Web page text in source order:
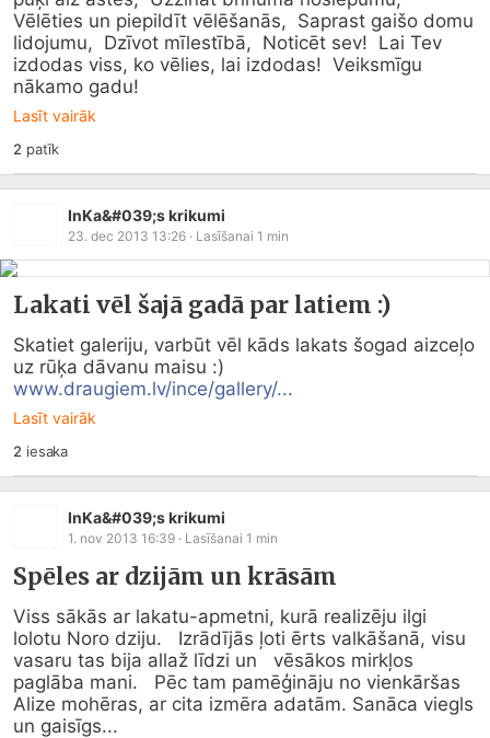
Vēlēties un piepildīt vēlēšanās,  Saprast gaišo domu
lidojumu,  Dzīvot mīlestībā,  Noticēt sev!  Lai Tev
izdodas viss, ko vēlies, lai izdodas!  Veiksmīgu
nākamo gadu!
Lasīt vairāk
2 patīk
InKa&#039;s krikumi
23. dec 2013 13:26 · Lasīšanai 1 min
Lakati vēl šajā gadā par latiem :)
Skatiet galeriju, varbūt vēl kāds lakats šogad aizceļo
www.draugiem.lv/ince/gallery/...
Lasīt vairāk
2 iesaka
InKa&#039;s krikumi
1. nov 2013 16:39 · Lasīšanai 1 min
Spēles ar dzijām un krāsām
Viss sākās ar lakatu-apmetni, kurā realizēju ilgi
lolotu Noro dziju.   Izrādījās ļoti ērts valkāšanā, visu
vasaru tas bija allaž līdzi un   vēsākos mirkļos
paglāba mani.   Pēc tam pamēģināju no vienkāršas
Alize mohēras, ar cita izmēra adatām. Sanāca viegls
un gaisīgs...